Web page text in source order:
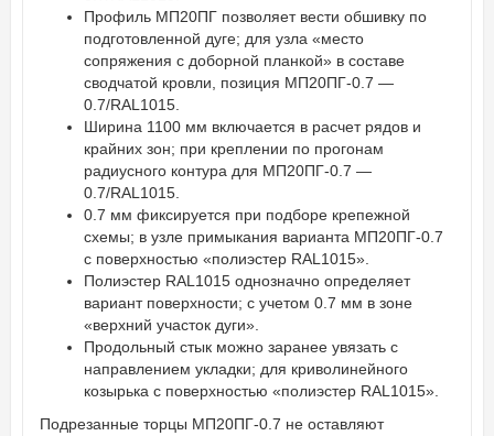
Профиль МП20ПГ позволяет вести обшивку по
подготовленной дуге; для узла «место
сопряжения с доборной планкой» в составе
сводчатой кровли, позиция МП20ПГ-0.7 —
0.7/RAL1015.
Ширина 1100 мм включается в расчет рядов и
крайних зон; при креплении по прогонам
радиусного контура для МП20ПГ-0.7 —
0.7/RAL1015.
0.7 мм фиксируется при подборе крепежной
схемы; в узле примыкания варианта МП20ПГ-0.7
с поверхностью «полиэстер RAL1015».
Полиэстер RAL1015 однозначно определяет
вариант поверхности; с учетом 0.7 мм в зоне
«верхний участок дуги».
Продольный стык можно заранее увязать с
направлением укладки; для криволинейного
козырька с поверхностью «полиэстер RAL1015».
Подрезанные торцы МП20ПГ-0.7 не оставляют